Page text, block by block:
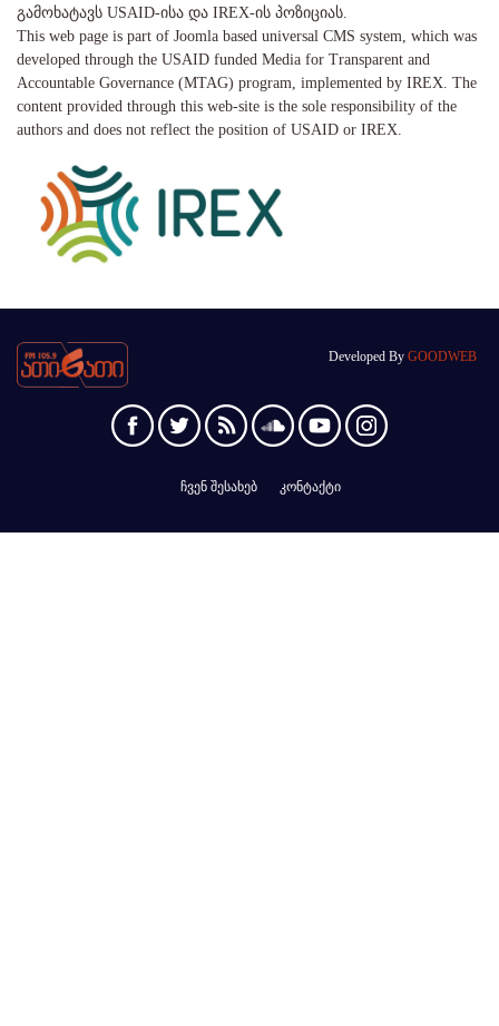
გამოხატავს USAID-ისა და IREX-ის პოზიციას.
This web page is part of Joomla based universal CMS system, which was
developed through the USAID funded Media for Transparent and
Accountable Governance (MTAG) program, implemented by IREX. The
content provided through this web-site is the sole responsibility of the
authors and does not reflect the position of USAID or IREX.
Developed By GOODWEB
ჩვენ შესახებ კონტაქტი